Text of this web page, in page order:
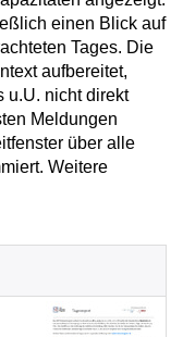
einen Blick auf
Tages. Die
aufbereitet,
u.U. nicht direkt
Meldungen
über alle
Weitere